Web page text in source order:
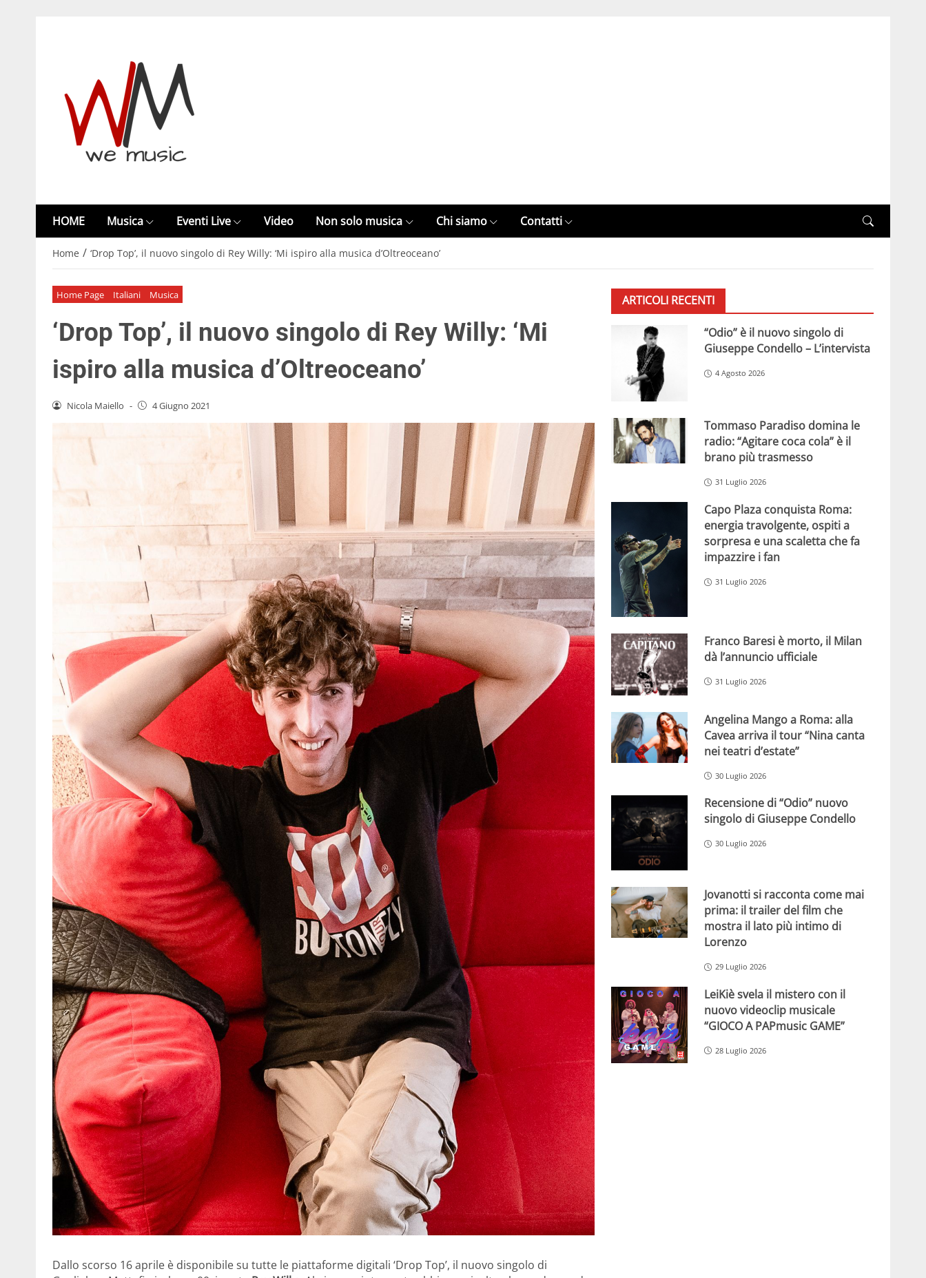
HOME Musica Eventi Live Video Non solo musica Chi siamo Contatti
Home / ‘Drop Top’, il nuovo singolo di Rey Willy: ‘Mi ispiro alla musica d’Oltreoceano’
Home Page Italiani Musica
‘Drop Top’, il nuovo singolo di Rey Willy: ‘Mi
ispiro alla musica d’Oltreoceano’
Nicola Maiello - 4 Giugno 2021
Dallo scorso 16 aprile è disponibile su tutte le piattaforme digitali ‘Drop Top’, il nuovo singolo di
ARTICOLI RECENTI
“Odio” è il nuovo singolo di
Giuseppe Condello – L’intervista
4 Agosto 2026
Tommaso Paradiso domina le
radio: “Agitare coca cola” è il
brano più trasmesso
31 Luglio 2026
Capo Plaza conquista Roma:
energia travolgente, ospiti a
sorpresa e una scaletta che fa
impazzire i fan
31 Luglio 2026
Franco Baresi è morto, il Milan
dà l’annuncio ufficiale
31 Luglio 2026
Angelina Mango a Roma: alla
Cavea arriva il tour “Nina canta
nei teatri d’estate”
30 Luglio 2026
Recensione di “Odio” nuovo
singolo di Giuseppe Condello
30 Luglio 2026
Jovanotti si racconta come mai
prima: il trailer del film che
mostra il lato più intimo di
Lorenzo
29 Luglio 2026
LeiKiè svela il mistero con il
nuovo videoclip musicale
“GIOCO A PAPmusic GAME”
28 Luglio 2026